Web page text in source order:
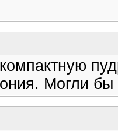
Могли бы